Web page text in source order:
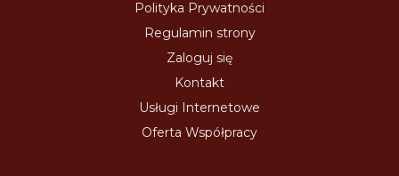
Polityka Prywatności
Regulamin strony
Zaloguj się
Kontakt
Usługi Internetowe
Oferta Współpracy